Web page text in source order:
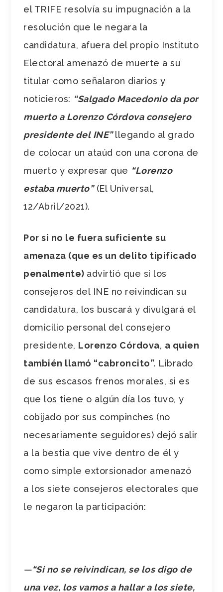
el TRIFE resolvía su impugnación a la
resolución que le negara la
candidatura, afuera del propio Instituto
Electoral amenazó de muerte a su
titular como señalaron diarios y
noticieros: “Salgado Macedonio da por
muerto a Lorenzo Córdova consejero
presidente del INE”llegando al grado
de colocar un ataúd con una corona de
muerto y expresar que “Lorenzo
estaba muerto”(El Universal,
12/Abril/2021).
Por si no le fuera suficiente su
amenaza (que es un delito tipificado
penalmente) advirtió que si los
consejeros del INE no reivindican su
candidatura, los buscará y divulgará el
domicilio personal del consejero
presidente, Lorenzo Córdova, a quien
también llamó “cabroncito”. Librado
de sus escasos frenos morales, si es
que los tiene o algún día los tuvo, y
cobijado por sus compinches (no
necesariamente seguidores) dejó salir
a la bestia que vive dentro de él y
como simple extorsionador amenazó
a los siete consejeros electorales que
le negaron la participación:
—“Si no se reivindican, se los digo de
una vez, los vamos a hallar a los siete,